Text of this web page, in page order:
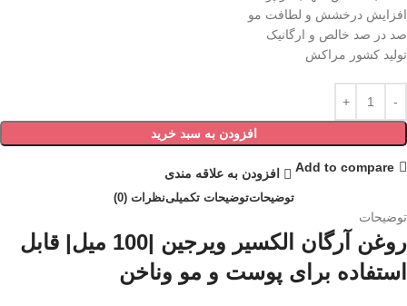
افزایش درخشش و لطافت مو
صد در صد خالص و ارگانیک
تولید کشور مراکش
افزودن به سبد خرید
Add to compare افزودن به علاقه مندی
توضیحاتتوضیحات تکمیلینظرات (0)
توضیحات
روغن آرگان الکسیر ویرجین |100 میل| قابل
استفاده برای پوست و مو وناخن